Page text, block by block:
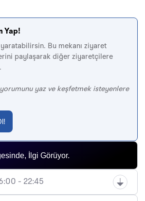
Yap!
Bu mekanı ziyaret
paylaşarak diğer ziyaretçilere
yaz ve keşfetmek isteyenlere
İlgi Görüyor.
- 22:45